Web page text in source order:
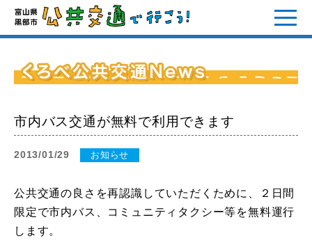
市内バス交通が無料で利用できます
2013/01/29 お知らせ
公共交通の良さを再認識していただくために、２日間
限定で市内バス、コミュニティタクシー等を無料運行
します。